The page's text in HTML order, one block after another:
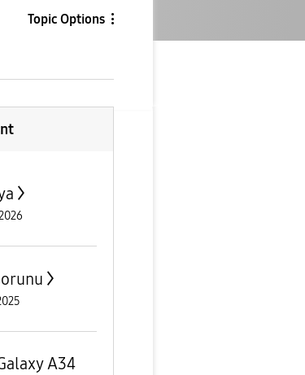
Topic Options
A34